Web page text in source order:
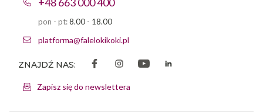
pon - pt:8.00 - 18.00
platforma@falelokikoki.pl
ZNAJDŹ NAS:
Zapisz się do newslettera